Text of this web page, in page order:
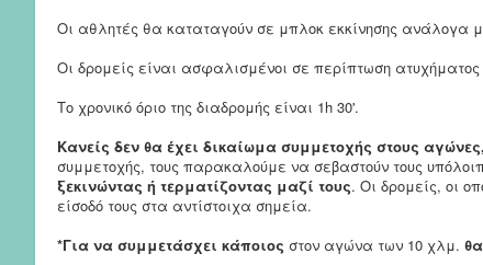
Οι αθλητές θα καταταγούν σε μπλοκ εκκίνησης ανάλογα
Οι δρομείς είναι ασφαλισμένοι σε περίπτωση
Το χρονικό όριο της διαδρομής είναι 1h 30'.
Κανείς δεν θα έχει δικαίωμα συμμετοχής στους
συμμετοχής, τους παρακαλούμε να σεβαστούν τους
ξεκινώντας ή τερματίζοντας μαζί τους. Οι δρομείς, οι
είσοδό τους στα αντίστοιχα σημεία.
*Για να συμμετάσχει κάποιος στον αγώνα των 10 χλμ.